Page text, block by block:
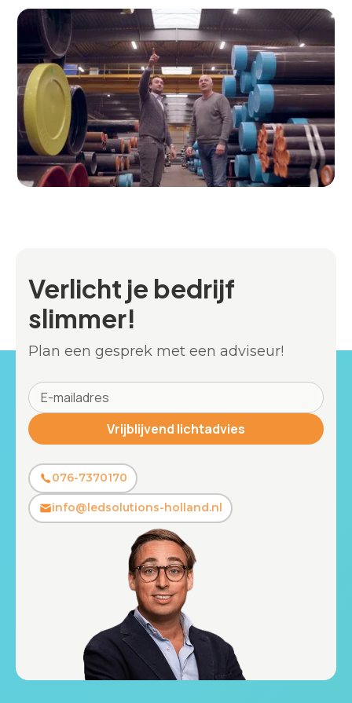
Verlicht je bedrijf
slimmer!
Plan een gesprek met een adviseur!
076-7370170
info@ledsolutions-holland.nl